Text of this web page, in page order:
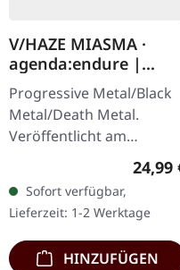
V/HAZE MIASMA ·
agenda:endure |
SPLATTER LP
Progressive Metal/Black
Metal/Death Metal.
Veröffentlicht am
08.12.2023, auf Supreme
Chaos Records. SCR
Exklusives Ultra
Clear/Silber/Gold/Schwar
z…
24,99
Sofort verfügbar,
Lieferzeit: 1-2 Werktage
HINZUFÜGEN